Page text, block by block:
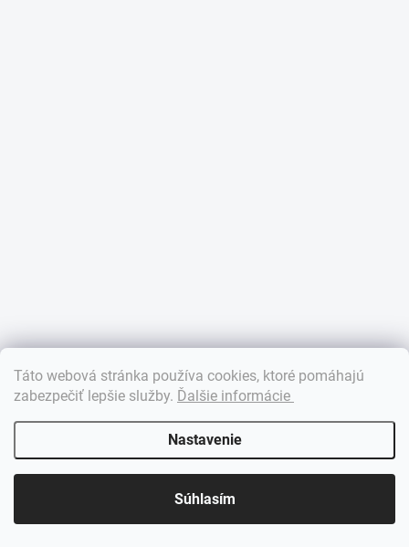
Táto webová stránka používa cookies, ktoré pomáhajú
zabezpečiť lepšie služby. Ďalšie informácie
Nastavenie
Súhlasím